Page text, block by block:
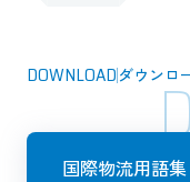
DOWNLOAD ダウンロ
国際物流用語集